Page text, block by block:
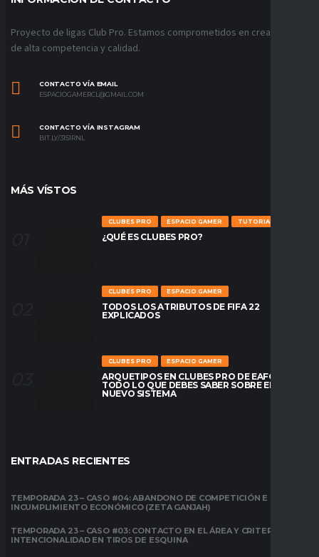
Proyecto de ligas Club Pro. Estamos comprometidos en crear ligas
de alta competencia y calidad.
CONTACTO VÍA EMAIL
ESPACIOGAMERCL@GMAIL.COM
CONTACTO VÍA INSTAGRAM
BIT.LY/31S1RNL
MÁS VÍSTOS
CLUBES PRO ESPACIO GAMER TUTORIALES
¿QUÉ ES CLUBES PRO?
CLUBES PRO ESPACIO GAMER
TODOS LOS ATRIBUTOS DE FIFA 22
EXPLICADOS
CLUBES PRO ESPACIO GAMER
ARQUETIPOS EN CLUBES PRO DE EAFC26:
TODO LO QUE DEBES SABER SOBRE EL
NUEVO SISTEMA
ENTRADAS RECIENTES
TEMPORADA 23 – CASO #04: ABANDONO DE COMPETICIÓN E
INCUMPLIMIENTO ECONÓMICO (ZETA GANJAH)
TEMPORADA 23 – CASO #03: CONTACTO EN EL ÁREA Y CRITERIO DE
INTENCIONALIDAD EN TIROS DE ESQUINA